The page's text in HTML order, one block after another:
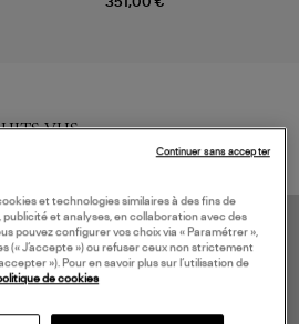
VUS
et technologies similaires à des fins de
et analyses, en collaboration avec des
pouvez configurer vos choix via « Paramétrer »,
(« J’accepte ») ou refuser ceux non strictement
»). Pour en savoir plus sur l’utilisation de
de cookies
Continuer sans accepter